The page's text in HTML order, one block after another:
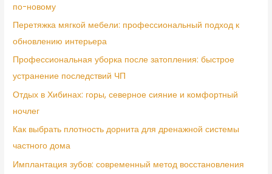
по-новому
Перетяжка мягкой мебели: профессиональный подход к
обновлению интерьера
Профессиональная уборка после затопления: быстрое
устранение последствий ЧП
Отдых в Хибинах: горы, северное сияние и комфортный
ночлег
Как выбрать плотность дорнита для дренажной системы
частного дома
Имплантация зубов: современный метод восстановления